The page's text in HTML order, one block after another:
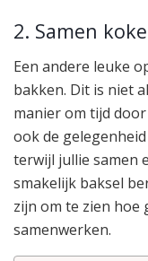
2. Samen
Een andere leuke
bakken. Dit is niet
manier om tijd
ook de
terwijl jullie samen
smakelijk baksel
zijn om te zien hoe
samenwerken.